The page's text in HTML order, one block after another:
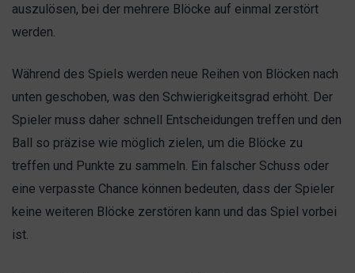
auszulösen, bei der mehrere Blöcke auf einmal zerstört
werden.
Während des Spiels werden neue Reihen von Blöcken nach
unten geschoben, was den Schwierigkeitsgrad erhöht. Der
Spieler muss daher schnell Entscheidungen treffen und den
Ball so präzise wie möglich zielen, um die Blöcke zu
treffen und Punkte zu sammeln. Ein falscher Schuss oder
eine verpasste Chance können bedeuten, dass der Spieler
keine weiteren Blöcke zerstören kann und das Spiel vorbei
ist.